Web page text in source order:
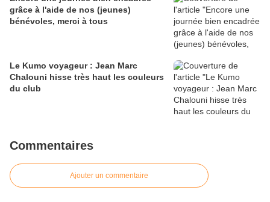
grâce à l'aide de nos (jeunes)
bénévoles, merci à tous
Le Kumo voyageur : Jean Marc
Chalouni hisse très haut les couleurs
du club
Commentaires
Ajouter un commentaire